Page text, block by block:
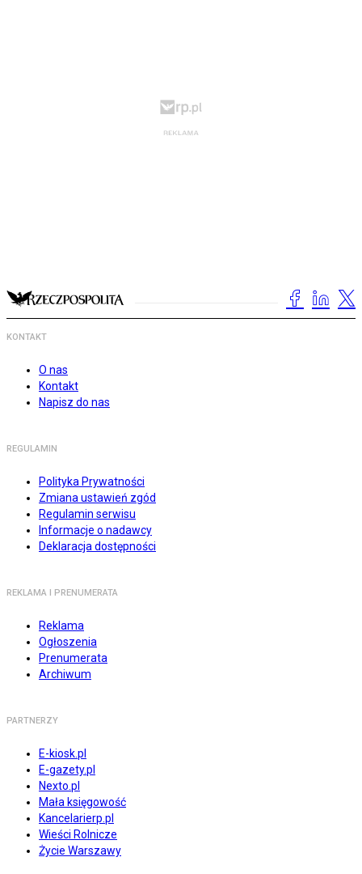
KONTAKT
O nas
Kontakt
Napisz do nas
REGULAMIN
Polityka Prywatności
Zmiana ustawień zgód
Regulamin serwisu
Informacje o nadawcy
Deklaracja dostępności
REKLAMA I PRENUMERATA
Reklama
Ogłoszenia
Prenumerata
Archiwum
PARTNERZY
E-kiosk.pl
E-gazety.pl
Nexto.pl
Mała księgowość
Kancelarierp.pl
Wieści Rolnicze
Życie Warszawy